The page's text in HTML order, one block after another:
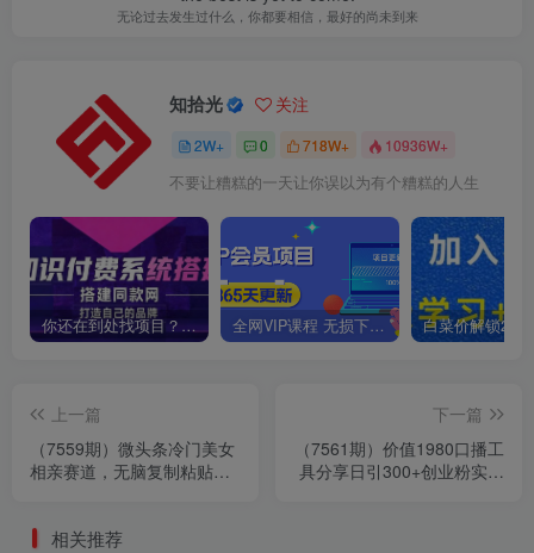
无论过去发生过什么，你都要相信，最好的尚未到来
知拾光 关注
2W+ 0 718W+ 10936W+
不要让糟糕的一天让你误以为有个糟糕的人生
你还在到处找项目？还在当韭菜？我靠卖项目一个月收入5万+，曾经我也是个失败者。 全网VIP课程 无损下载~
上一篇
（7559期）微头条冷门美女
相亲赛道，无脑复制粘贴，
下一篇
（7561期）价值1980口播工
具分享日引300+创业粉实操
相关推荐